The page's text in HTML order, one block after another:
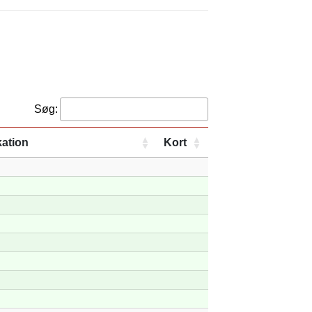
Søg:
Kort